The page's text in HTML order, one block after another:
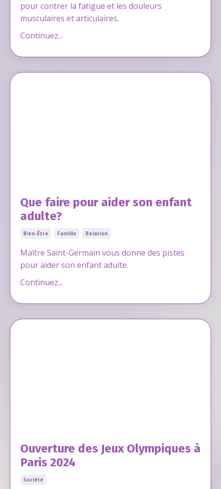
pour contrer la fatigue et les douleurs
musculaires et articulaires.
Continuez...
Que faire pour aider son enfant
adulte?
Bien-Être Famille Relation
Maître Saint-Germain vous donne des pistes
pour aider son enfant adulte.
Continuez...
Ouverture des Jeux Olympiques à
Paris 2024
Société